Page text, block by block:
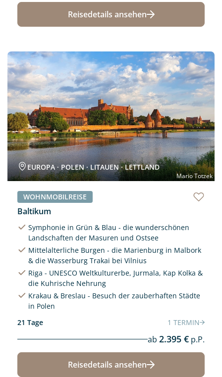
Reisedetails ansehen
Neu
Mario Totzek
EUROPA · POLEN · LITAUEN · LETTLAND
WOHNMOBILREISE
Baltikum
Symphonie in Grün & Blau - die wunderschönen
Landschaften der Masuren und Ostsee
Mittelalterliche Burgen - die Marienburg in Malbork
& die Wasserburg Trakai bei Vilnius
Riga - UNESCO Weltkulturerbe, Jurmala, Kap Kolka &
die Kuhrische Nehrung
Krakau & Breslau - Besuch der zauberhaften Städte
in Polen
21 Tage
1 TERMIN
ab 2.395 € p.P.
Reisedetails ansehen